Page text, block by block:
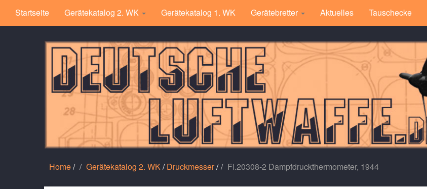
Startseite Gerätekatalog 2. WK Gerätekatalog 1. WK Gerätebretter Aktuelles Tauschecke
Home/ Gerätekatalog 2. WK /Druckmesser/ Fl.20308-2 Dampfdruckthermometer, 1944